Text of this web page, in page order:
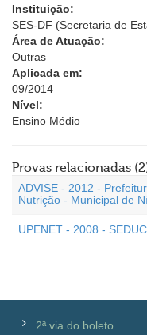
Instituição:
SES-DF (Secretaria de
Área de Atuação:
Outras
Aplicada em:
09/2014
Nível:
Ensino Médio
Provas relacionadas
ADVISE - 2012 -
Nutrição - Municipal de
UPENET - 2008 -
2ª via do boleto